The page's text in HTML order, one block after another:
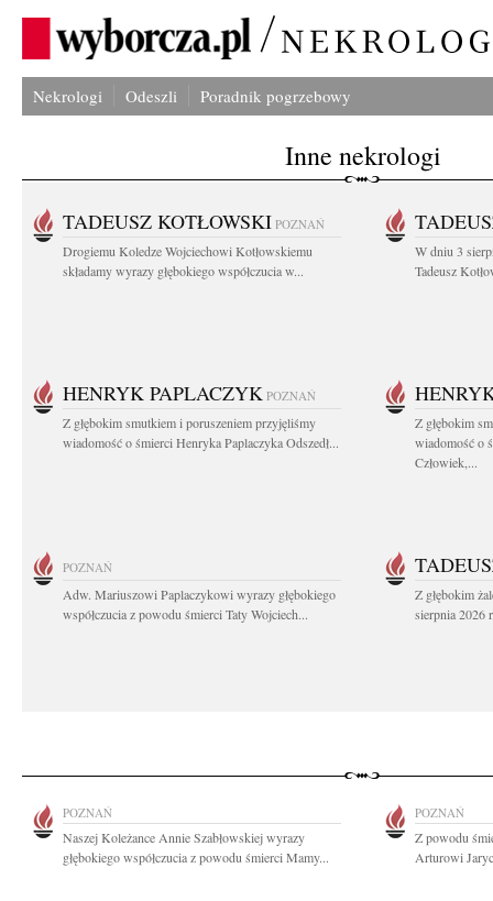
Nekrologi Odeszli Poradnik pogrzebowy
Inne nekrologi
TADEUSZ KOTŁOWSKI POZNAŃ
Drogiemu Koledze Wojciechowi Kotłowskiemu
składamy wyrazy głębokiego współczucia w...
W dniu 3
Tadeusz
HENRYK PAPLACZYK POZNAŃ
Z głębokim smutkiem i poruszeniem przyjęliśmy
wiadomość o śmierci Henryka Paplaczyka Odszedł...
Z głębokim
wiadomość o
Człowiek,...
POZNAŃ
Adw. Mariuszowi Paplaczykowi wyrazy głębokiego
współczucia z powodu śmierci Taty Wojciech...
Z głębokim
sierpnia 2026
POZNAŃ
Naszej Koleżance Annie Szabłowskiej wyrazy
głębokiego współczucia z powodu śmierci Mamy...
POZNAŃ
Z powodu
Arturowi